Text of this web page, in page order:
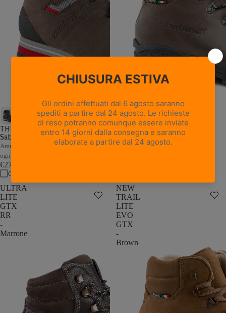
THUNDER GTX - Marrone /
Sabbia
Ammortizzazione e stabilità adattive a
ogni passo
€279,00
Confronta
18 recensioni
NEW TRAIL LITE GTX -
Marrone Nocciola
Pelle pieno fiore con trattamento
Hydrobloc®
ULTRA
LITE
GTX
RR
-
Marrone
NEW
TRAIL
LITE
EVO
GTX
-
Brown